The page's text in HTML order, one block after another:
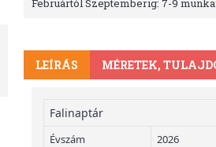
Februártól Szeptemberig: 7-9
LEÍRÁS MÉRETEK,
Falinaptár
Évszám
2026